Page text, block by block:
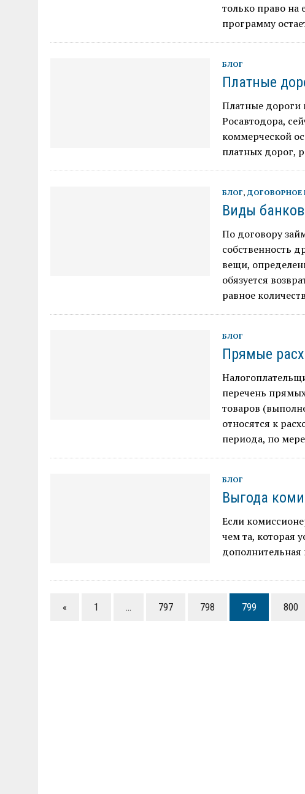
только право на
программу
БЛОГ
Платные
Платные дороги
Росавтодора,
коммерческой
платных дорог,
БЛОГ, ДОГОВОРНОЕ
Виды
По договору
собственность
вещи,
обязуется
равное
БЛОГ
Прямые
перечень
товаров
относятся к
периода, по
БЛОГ
Выгода
Если
чем та, которая
дополнительная
« 1 … 797 798 799 800